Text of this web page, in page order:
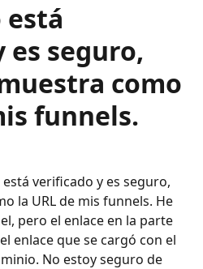
seguro,
como
funnels.
verificado y es seguro,
la URL de mis funnels. He
pero el enlace en la parte
enlace que se cargó con el
No estoy seguro de